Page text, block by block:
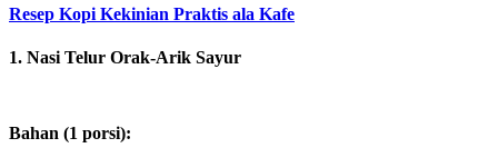
Resep Kopi Kekinian Praktis ala Kafe
1. Nasi Telur Orak-Arik Sayur
Bahan (1 porsi):